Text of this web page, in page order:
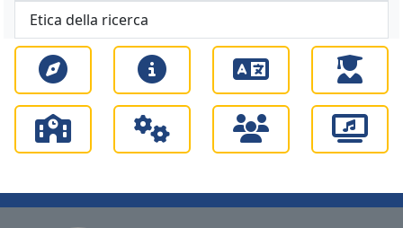
Etica della ricerca